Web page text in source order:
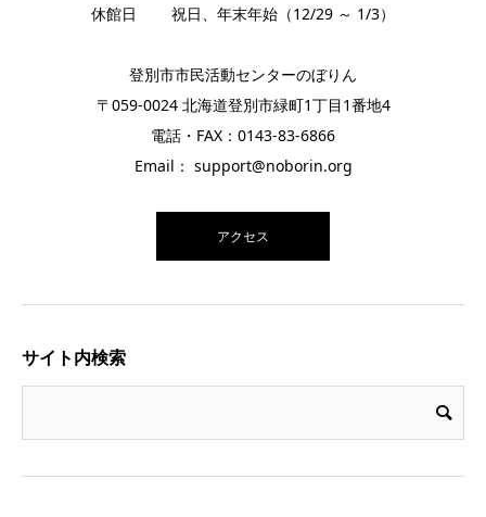
休館日 祝日、年末年始（12/29 ～ 1/3）
登別市市民活動センターのぼりん
〒059-0024 北海道登別市緑町1丁目1番地4
電話・FAX：0143-83-6866
Email： support@noborin.org
アクセス
サイト内検索